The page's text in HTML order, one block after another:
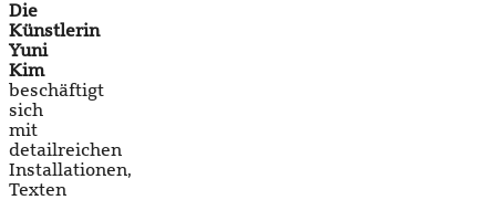
Die
Künstlerin
Yuni
Kim
beschäftigt
sich
mit
detailreichen
Installationen,
Texten